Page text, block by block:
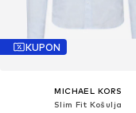
KUPON
MICHAEL KORS
Slim Fit Košulja